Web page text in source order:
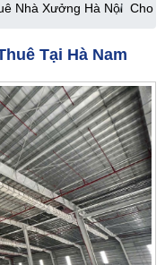
Nhà Xưởng Hà Nội Cho
Tại Hà Nam